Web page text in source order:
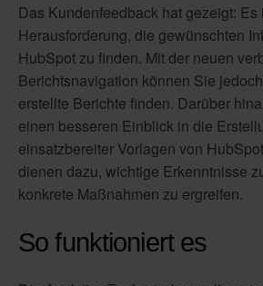
Das Kundenfeedback hat gezeigt: Es
Herausforderung, die gewünschten
HubSpot zu finden. Mit der neuen
Berichtsnavigation können Sie
erstellte Berichte finden. Darüber
einen besseren Einblick in die
einsatzbereiter Vorlagen von
dienen dazu, wichtige Erkenntnisse
konkrete Maßnahmen zu ergreifen.
So funktioniert es